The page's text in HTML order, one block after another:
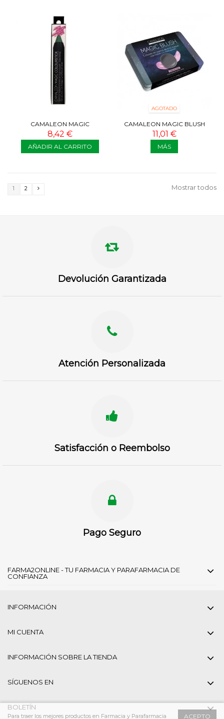
CAMALEON MAGIC
COLOURSTICK VERDE
8,42 €
AÑADIR AL CARRITO
AGOTADO
CAMALEON MAGIC BLUSH
NEGRO
11,01 €
MÁS
Mostrar todos
1 2
Devolución Garantizada
Atención Personalizada
Satisfacción o Reembolso
Pago Seguro
FARMA2ONLINE - TU FARMACIA Y PARAFARMACIA DE
CONFIANZA
INFORMACIÓN
MI CUENTA
INFORMACIÓN SOBRE LA TIENDA
SÍGUENOS EN
BOLETÍN
ACEPTO
Para traer los mejores productos en Farmacia y Parafarmacia